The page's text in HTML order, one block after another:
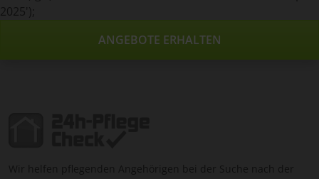
2025');
ANGEBOTE ERHALTEN
Wir helfen pflegenden Angehörigen bei der Suche nach der